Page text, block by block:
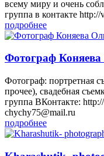
всему миру и очень
группа в контакте
подробнее
Фотограф
Фотограф: портретная
прочее), свадебная
группа ВКонтакте:
chychy75@mail.ru
подробнее